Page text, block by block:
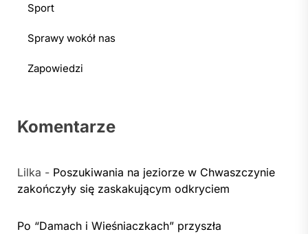
Sport
Sprawy wokół nas
Zapowiedzi
Komentarze
Lilka - Poszukiwania na jeziorze w Chwaszczynie
zakończyły się zaskakującym odkryciem
Po “Damach i Wieśniaczkach” przyszła